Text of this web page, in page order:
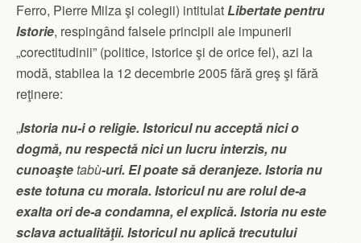
Ferro, Pierre Milza şi colegii) intitulatLibertate pentru
Istorie, respingând falsele principii ale impunerii
„corectitudinii” (politice, istorice şi de orice fel), azi la
modă, stabilea la 12 decembrie 2005 fără greş şi fără
reţinere:
„Istoria nu-i o religie. Istoricul nu acceptă nici o
dogmă, nu respectă nici un lucru interzis, nu
cunoaştetabù-uri. El poate să deranjeze. Istoria nu
este totuna cu morala. Istoricul nu are rolul de-a
exalta ori de-a condamna, el explică. Istoria nu este
sclava actualităţii. Istoricul nu aplică trecutului